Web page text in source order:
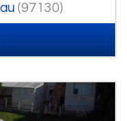
(97130)